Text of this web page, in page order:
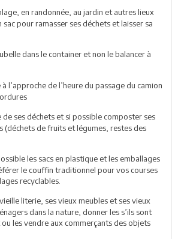
en randonnée, au jardin et autres lieux
pour ramasser ses déchets et laisser sa
dans le container et non le balancer à
l’approche de l’heure du passage du camion
de ses déchets et si possible composter ses
(déchets de fruits et légumes, restes des
les sacs en plastique et les emballages
le couffin traditionnel pour vos courses
recyclables.
literie, ses vieux meubles et ses vieux
dans la nature, donner les s’ils sont
les vendre aux commerçants des objets